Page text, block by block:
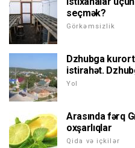
seçmək?
Görkəmsizlik
Dzhubga
istirahət.
Yol
Arasında fərq
oxşarlıqlar
Qida və içkilər